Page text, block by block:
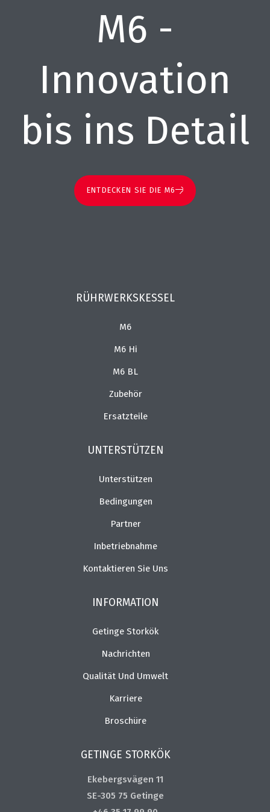
M6 -
Innovation
bis ins Detail
ENTDECKEN SIE DIE M6
RÜHRWERKSKESSEL
M6
M6 Hi
M6 BL
Zubehör
Ersatzteile
UNTERSTÜTZEN
Unterstützen
Bedingungen
Partner
Inbetriebnahme
Kontaktieren Sie Uns
INFORMATION
Getinge Storkök
Nachrichten
Qualität Und Umwelt
Karriere
Broschüre
GETINGE STORKÖK
Ekebergsvägen 11
SE-305 75 Getinge